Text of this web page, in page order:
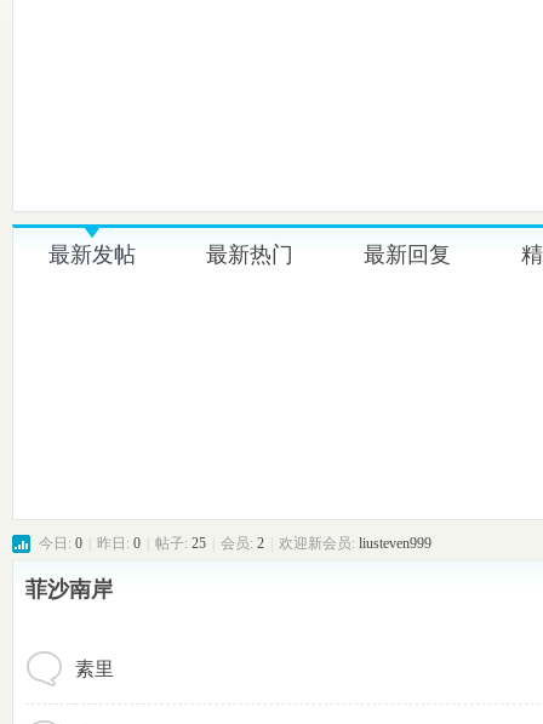
最新发帖 最新热门 最新回复
今日: 0 昨日: 0 帖子: 25 会员: 2 欢迎新会员: liusteven999
菲沙南岸
素里